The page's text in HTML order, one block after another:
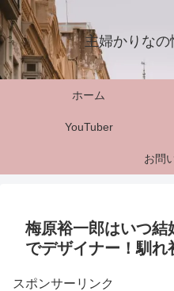
主婦かりな
ホーム
YouTuber
お問
梅原裕一郎はいつ結
でデザイナー！馴れ
スポンサーリンク